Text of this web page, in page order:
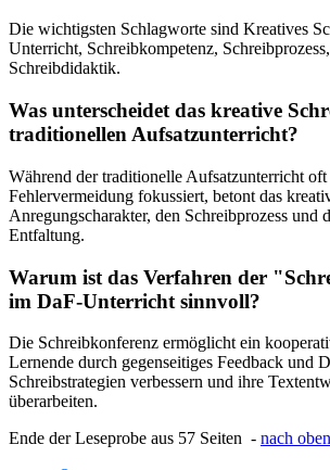
Die wichtigsten Schlagworte sind Kreatives
Unterricht, Schreibkompetenz,
Schreibdidaktik.
Was unterscheidet das kreative
traditionellen Aufsatzunterricht?
Während der traditionelle Aufsatzunterricht
Fehlervermeidung fokussiert, betont das
Anregungscharakter, den Schreibprozess und
Entfaltung.
Warum ist das Verfahren der
im DaF-Unterricht sinnvoll?
Die Schreibkonferenz ermöglicht ein
Lernende durch gegenseitiges Feedback und
Schreibstrategien verbessern und ihre
überarbeiten.
Ende der Leseprobe aus 57 Seiten - nach oben